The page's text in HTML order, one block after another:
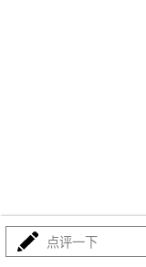
点评一下